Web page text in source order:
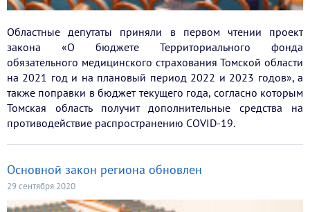
Областные депутаты приняли в первом чтении проект
закона «О бюджете Территориального фонда
обязательного медицинского страхования Томской области
на 2021 год и на плановый период 2022 и 2023 годов», а
также поправки в бюджет текущего года, согласно которым
Томская область получит дополнительные средства на
противодействие распространению COVID-19.
Основной закон региона обновлен
29 сентября 2020